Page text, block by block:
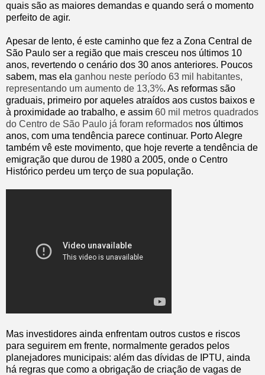
quais são as maiores demandas e quando será o momento
perfeito de agir.
Apesar de lento, é este caminho que fez a Zona Central de
São Paulo ser a região que mais cresceu nos últimos 10
anos, revertendo o cenário dos 30 anos anteriores. Poucos
sabem, mas ela ganhou neste período 63 mil habitantes,
representando um aumento de 13,3%. As reformas são
graduais, primeiro por aqueles atraídos aos custos baixos e
à proximidade ao trabalho, e assim 60 mil metros quadrados
do Centro de São Paulo já foram reformados nos últimos
anos, com uma tendência parece continuar. Porto Alegre
também vê este movimento, que hoje reverte a tendência de
emigração que durou de 1980 a 2005, onde o Centro
Histórico perdeu um terço de sua população.
Mas investidores ainda enfrentam outros custos e riscos
para seguirem em frente, normalmente gerados pelos
planejadores municipais: além das dívidas de IPTU, ainda
há regras que como a obrigação de criação de vagas de